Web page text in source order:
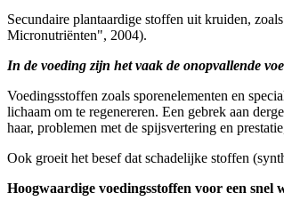
Secundaire plantaardige stoffen uit kruiden,
Micronutriënten", 2004).
In de voeding zijn het vaak de onopvallende
Voedingsstoffen zoals sporenelementen en
lichaam om te regenereren. Een gebrek aan
haar, problemen met de spijsvertering en
Ook groeit het besef dat schadelijke stoffen
Hoogwaardige voedingsstoffen voor een snel